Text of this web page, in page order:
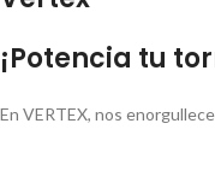
¡Potencia tu
En VERTEX, nos